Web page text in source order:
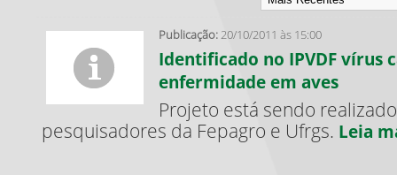
Publicação:20/10/2011 às 15:00
Identificado no IPVDF vírus
enfermidade em aves
Projeto está sendo
pesquisadores da Fepagro e Ufrgs. Leia